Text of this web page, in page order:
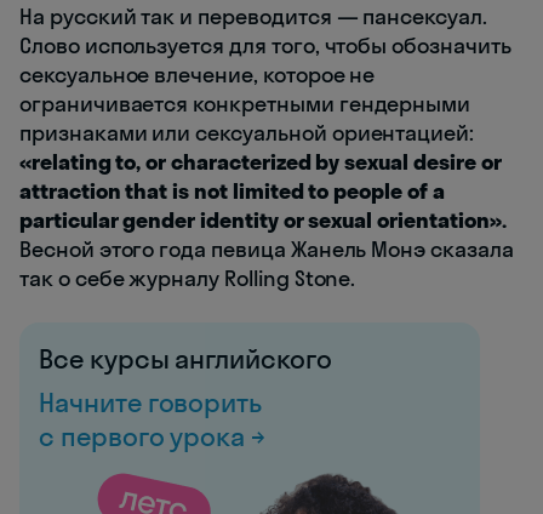
На русский так и переводится — пансексуал.
Слово используется для того, чтобы обозначить
сексуальное влечение, которое не
ограничивается конкретными гендерными
признаками или сексуальной ориентацией:
«relating to, or characterized by sexual desire or
attraction that is not limited to people of a
particular gender identity or sexual orientation».
Весной этого года певица Жанель Монэ сказала
так о себе журналу Rolling Stone.
Все курсы английского
Начните говорить
с первого урока →